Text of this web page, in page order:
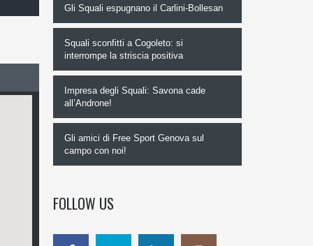
Gli Squali espugnano il Carlini-Bollesan
Squali sconfitti a Cogoleto: si
interrompe la striscia positiva
Impresa degli Squali: Savona cade
all’Androne!
Gli amici di Free Sport Genova sul
campo con noi!
FOLLOW US